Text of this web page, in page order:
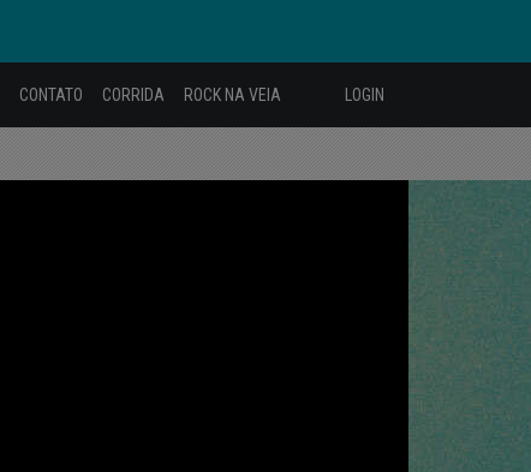
CONTATO CORRIDA ROCK NA VEIA LOGIN